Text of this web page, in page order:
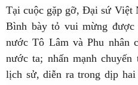
Tại cuộc gặp gỡ, Đại sứ Việt
Bình bày tỏ vui mừng
nước Tô Lâm và Phu nhân
nước ta; nhấn mạnh
lịch sử, diễn ra trong dịp